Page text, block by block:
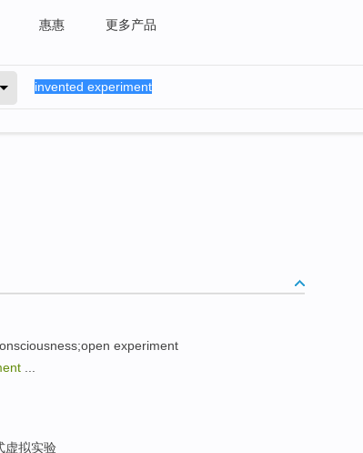
惠惠 更多产品
experiment
虚拟实验